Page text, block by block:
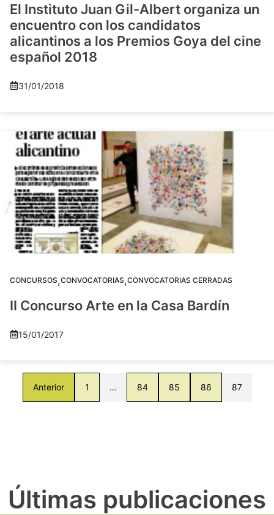
El Instituto Juan Gil-Albert organiza un
encuentro con los candidatos
alicantinos a los Premios Goya del cine
español 2018
31/01/2018
CONCURSOS,CONVOCATORIAS,CONVOCATORIAS CERRADAS
II Concurso Arte en la Casa Bardín
15/01/2017
Anterior 1 … 84 85 86 87
Últimas publicaciones